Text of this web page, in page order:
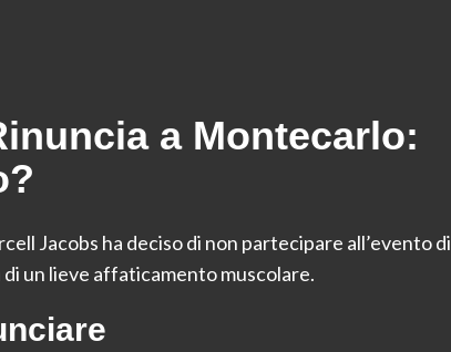
a Montecarlo:
Jacobs ha deciso di non partecipare all’evento di
un lieve affaticamento muscolare.